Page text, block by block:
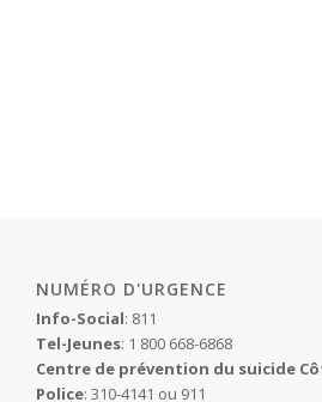
NUMÉRO D'URGENCE
Info-Social: 811
Tel-Jeunes: 1 800 668-6868
Centre de prévention du suicide
Police: 310-4141 ou 911